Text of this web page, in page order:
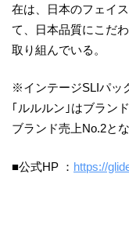
在は、日本のフェイ
て、日本品質にこだ
取り組んでいる。
※インテージSLIパッ
｢ルルルン｣はブラン
ブランド売上No.2と
■公式HP ： https://